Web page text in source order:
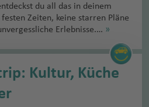
du all das in deinem
Zeiten, keine starren Pläne
Erlebnisse.… »
Kultur, Küche